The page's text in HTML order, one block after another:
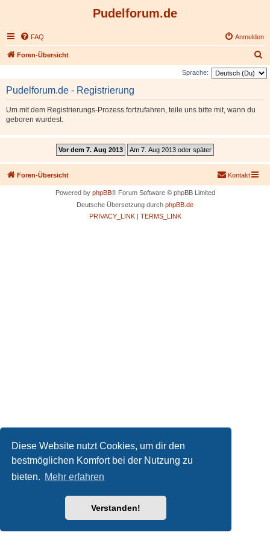
Diese Website nutzt Cookies, um dir den
bestmöglichen Komfort bei der Nutzung zu
bieten. Mehr erfahren
Verstanden!
Pudelforum.de
FAQ Anmelden
Foren-Übersicht
u
Sprache:
Pudelforum.de - Registrierung
Um mit dem Registrierungs-Prozess fortzufahren, teile uns bitte mit, wann du
geboren wurdest.
Foren-Übersicht Kontakt
Powered by phpBB® Forum Software © phpBB Limited
Deutsche Übersetzung durch phpBB.de
PRIVACY_LINK| TERMS_LINK